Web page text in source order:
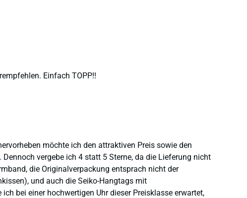
Einfach TOPP!!
möchte ich den attraktiven Preis sowie den
vergebe ich 4 statt 5 Sterne, da die Lieferung nicht
die Originalverpackung entsprach nicht der
und auch die Seiko-Hangtags mit
bei einer hochwertigen Uhr dieser Preisklasse erwartet,